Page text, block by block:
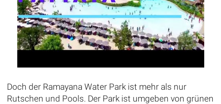
Doch der Ramayana Water Park ist mehr als nur
Rutschen und Pools. Der Park ist umgeben von grünen